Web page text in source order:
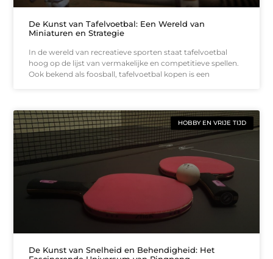
De Kunst van Tafelvoetbal: Een Wereld van
Miniaturen en Strategie
In de wereld van recreatieve sporten staat tafelvoetbal
hoog op de lijst van vermakelijke en competitieve spellen.
Ook bekend als foosball, tafelvoetbal kopen is een
HOBBY EN VRIJE TIJD
De Kunst van Snelheid en Behendigheid: Het